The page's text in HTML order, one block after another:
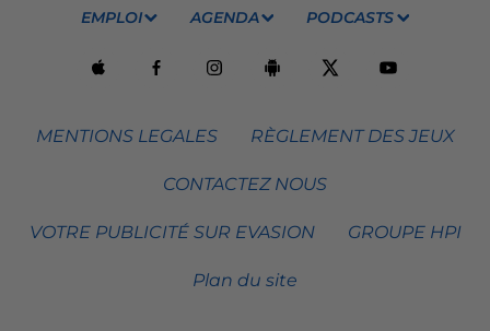
EMPLOI AGENDA PODCASTS
MENTIONS LEGALES RÈGLEMENT DES JEUX
CONTACTEZ NOUS
VOTRE PUBLICITÉ SUR EVASION GROUPE HPI
Plan du site